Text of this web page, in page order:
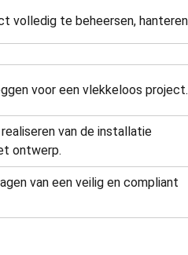
volledig te beheersen,
voor een vlekkeloos project.
van de installatie
ontwerp.
van een veilig en compliant